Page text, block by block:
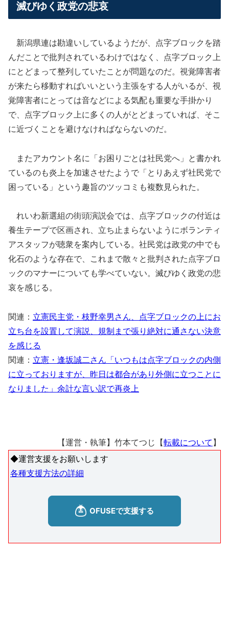
滅びゆく政党の悲哀
新潟県連は勘違いしているようだが、点字ブロックを踏
んだことで批判されているわけではなく、点字ブロック上
にとどまって整列していたことが問題なのだ。視覚障害者
が来たら移動すればいいという主張をする人がいるが、視
覚障害者にとっては音などによる気配も重要な手掛かり
で、点字ブロック上に多くの人がとどまっていれば、そこ
に近づくことを避けなければならないのだ。
またアカウント名に「お困りごとは社民党へ」と書かれ
ているのも炎上を加速させたようで「とりあえず社民党で
困っている」という趣旨のツッコミも複数見られた。
れいわ新選組の街頭演説会では、点字ブロックの付近は
養生テープで区画され、立ち止まらないようにボランティ
アスタッフが聴衆を案内している。社民党は政党の中でも
化石のような存在で、これまで散々と批判された点字ブロ
ックのマナーについても学べていない。滅びゆく政党の悲
哀を感じる。
関連： 立憲民主党・枝野幸男さん、点字ブロックの上にお
立ち台を設置して演説、規制まで張り絶対に通さない決意
を感じる
関連： 立憲・逢坂誠二さん「いつもは点字ブロックの内側
に立っておりますが、昨日は都合があり外側に立つことに
なりました」余計な言い訳で再炎上
【運営・執筆】竹本てつじ【転載について 】
◆運営支援をお願いします
各種支援方法の詳細